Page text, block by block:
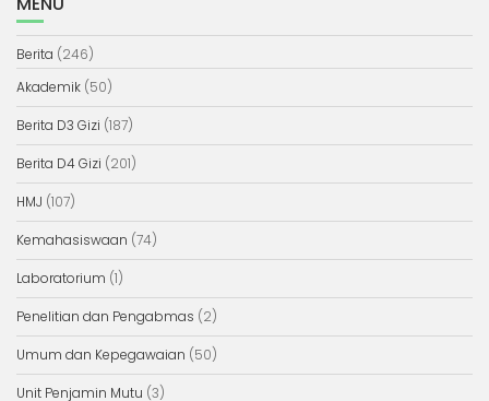
Berita (246)
Akademik (50)
Berita D3 Gizi (187)
Berita D4 Gizi (201)
HMJ (107)
Kemahasiswaan (74)
Laboratorium (1)
Penelitian dan Pengabmas (2)
Umum dan Kepegawaian (50)
Unit Penjamin Mutu (3)